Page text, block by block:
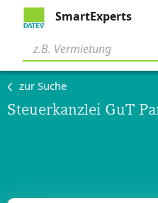
SmartExperts
zur Suche
Steuerkanzlei GuT